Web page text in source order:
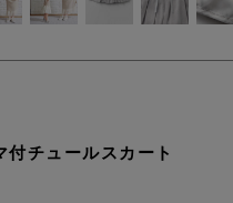
チュールスカート